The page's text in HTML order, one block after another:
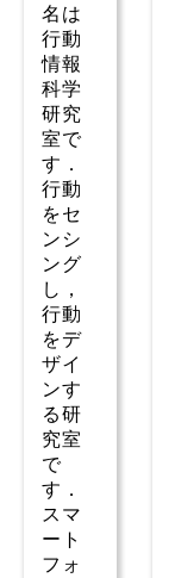
名は
行動
情報
科学
研究
室で
す．
行動
をセ
ンシ
ング
し，
行動
をデ
ザイ
ンす
る研
究室
で
す．
スマ
ート
フォ